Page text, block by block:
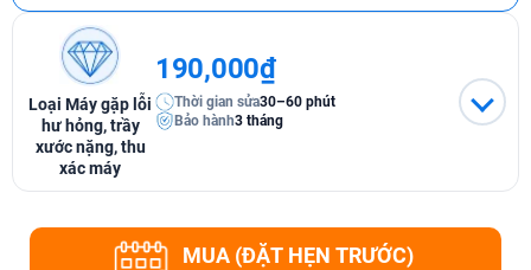
Loại Máy gặp lỗi
hư hỏng, trầy
xước nặng, thu
xác máy
190,000₫
Thời gian sửa30–60 phút
Bảo hành3 tháng
MUA (ĐẶT HẸN TRƯỚC)